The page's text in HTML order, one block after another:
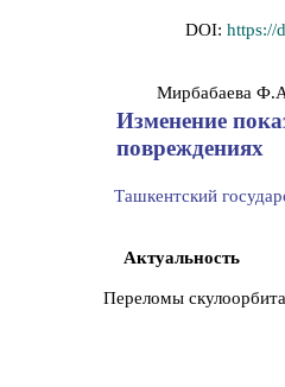
DOI: https://
Мирбабаева
Изменение
повреждениях
Ташкентский
Актуальность
Переломы